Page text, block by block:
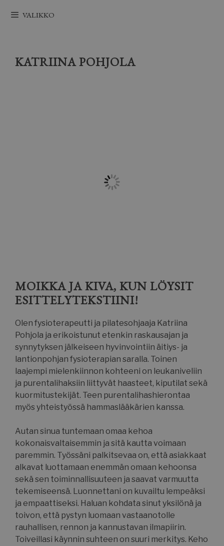
sisältöönVALIKKO
KATRIINA POHJOLA
MOIKKA JA KIVA, KUN LÖYSIT
ESITTELYTEKSTIINI!
Olen fysioterapeutti ja pilatesohjaaja Katriina
Pohjola ja erikoistunut etenkin raskausajan ja
synnytyksen jälkeiseen hyvinvointiin äitiys- ja
lantionpohjan fysioterapian saralla. Toinen
laajempi mielenkiinnon kohteeni on leukaniveliin
ja purentalihaksiin liittyvät haasteet, kiputilat sekä
kuormitustekijät. Teen purentalihashierontaa
myös yhteistyössä hammaslääkärien kanssa.
Autan sinua tuntemaan omaa kehoa
kokonaisvaltaisemmin ja sitä kautta voimaan
paremmin. Työssäni palkitsevaa on, että asiakkaat
alkavat luottamaan enemmän omaan kehoonsa
sekä sen toiminnallisuuteen ja saavat varmuutta
tekemiseensä. Luonnettani on kuvailtu lempeäksi
ja empaattiseksi. Haluan kohdata sinut yksilönä ja
toivon, että pystyn luomaan vastaanotolle
rauhallisen, rennon ja kannustavan ilmapiirin.
Toiveillasi käynnin suhteen on suuri merkitys. Keho